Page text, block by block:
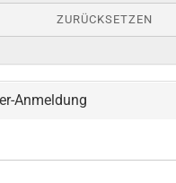
ZURÜCKSETZEN
Anmeldung